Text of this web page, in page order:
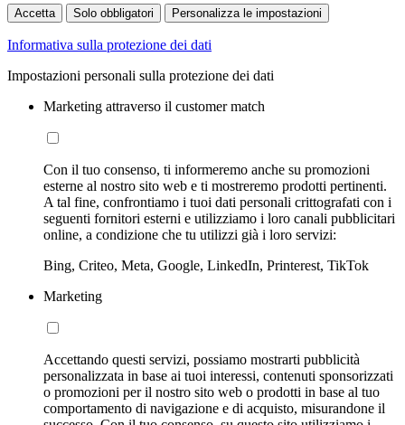
Accetta Solo obbligatori Personalizza le impostazioni
Informativa sulla protezione dei dati
Impostazioni personali sulla protezione dei dati
Marketing attraverso il customer match
Con il tuo consenso, ti informeremo anche su promozioni
esterne al nostro sito web e ti mostreremo prodotti pertinenti.
A tal fine, confrontiamo i tuoi dati personali crittografati con i
seguenti fornitori esterni e utilizziamo i loro canali pubblicitari
online, a condizione che tu utilizzi già i loro servizi:
Bing, Criteo, Meta, Google, LinkedIn, Printerest, TikTok
Marketing
Accettando questi servizi, possiamo mostrarti pubblicità
personalizzata in base ai tuoi interessi, contenuti sponsorizzati
o promozioni per il nostro sito web o prodotti in base al tuo
comportamento di navigazione e di acquisto, misurandone il